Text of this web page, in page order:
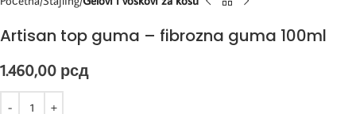
Artisan top guma – fibrozna guma 100ml
1.460,00 рсд